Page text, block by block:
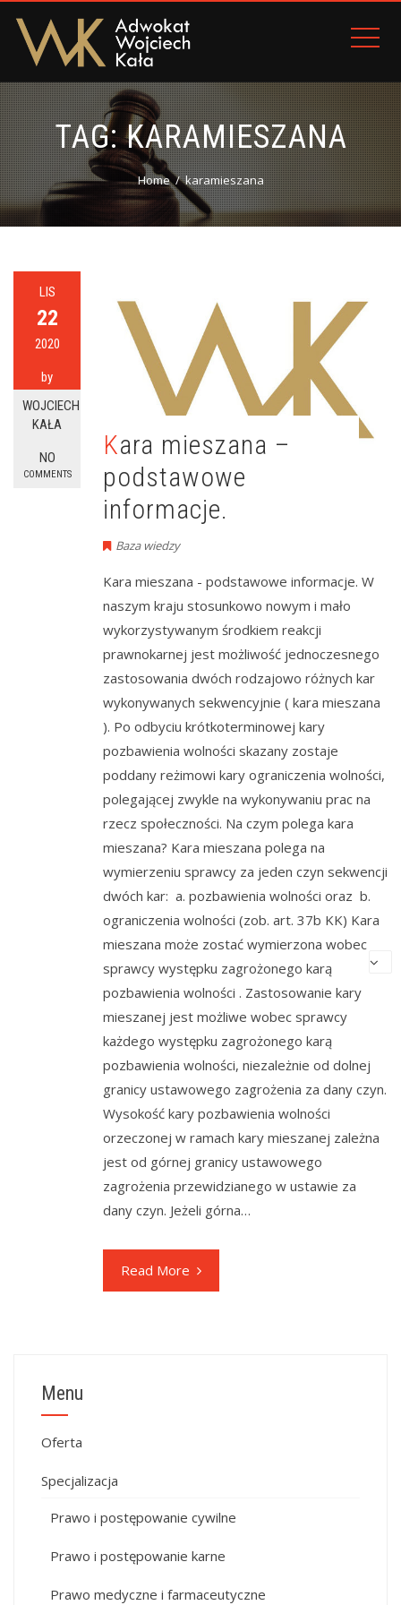
TAG:KARAMIESZANA
Home karamieszana
LIS
22
2020
by
WOJCIECH
KAŁA
NO
COMMENTS
Kara mieszana –
podstawowe
informacje.
Baza wiedzy
Kara mieszana - podstawowe informacje. W
naszym kraju stosunkowo nowym i mało
wykorzystywanym środkiem reakcji
prawnokarnej jest możliwość jednoczesnego
zastosowania dwóch rodzajowo różnych kar
wykonywanych sekwencyjnie ( kara mieszana
). Po odbyciu krótkoterminowej kary
pozbawienia wolności skazany zostaje
poddany reżimowi kary ograniczenia wolności,
polegającej zwykle na wykonywaniu prac na
rzecz społeczności. Na czym polega kara
mieszana? Kara mieszana polega na
wymierzeniu sprawcy za jeden czyn sekwencji
dwóch kar: a. pozbawienia wolności oraz b.
ograniczenia wolności (zob. art. 37b KK) Kara
mieszana może zostać wymierzona wobec
sprawcy występku zagrożonego karą
pozbawienia wolności . Zastosowanie kary
mieszanej jest możliwe wobec sprawcy
każdego występku zagrożonego karą
pozbawienia wolności, niezależnie od dolnej
granicy ustawowego zagrożenia za dany czyn.
Wysokość kary pozbawienia wolności
orzeczonej w ramach kary mieszanej zależna
jest od górnej granicy ustawowego
zagrożenia przewidzianego w ustawie za
dany czyn. Jeżeli górna…
Read More
Menu
Oferta
Specjalizacja
Prawo i postępowanie cywilne
Prawo i postępowanie karne
Prawo medyczne i farmaceutyczne